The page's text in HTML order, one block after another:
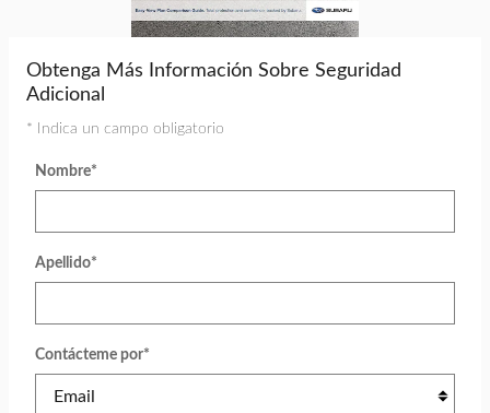
Obtenga Más Información Sobre Seguridad
Adicional
* Indica un campo obligatorio
Nombre*
Apellido*
Contácteme por*